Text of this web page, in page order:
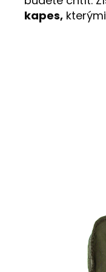
kapes,